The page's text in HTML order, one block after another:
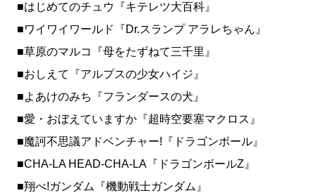
■はじめてのチュウ『キテレツ大百科』
■ワイワイワールド『Dr.スランプ アラレちゃん』
■草原のマルコ『母をたずねて三千里』
■おしえて『アルプスの少女ハイジ』
■よあけのみち『フランダースの犬』
■愛・おぼえていますか『超時空要塞マクロス』
■魔訶不思議アドベンチャー!『ドラゴンボール』
■CHA-LA HEAD-CHA-LA『ドラゴンボールZ』
■翔べ!ガンダム『機動戦士ガンダム』